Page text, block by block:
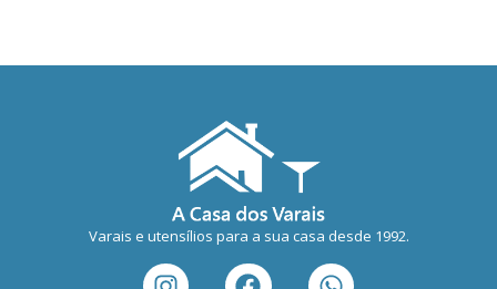
Varais e utensílios para a sua casa desde 1992.